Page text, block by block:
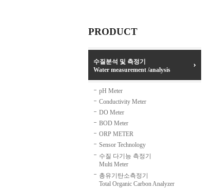
PRODUCT
수질분석 및 측정기
Water measurement /analysis
pH Meter
Conductivity Meter
DO Meter
BOD Meter
ORP METER
Sensor Technology
수질 다기능 측정기
Multi Meter
총유기탄소측정기
Total Organic Carbon Analyzer